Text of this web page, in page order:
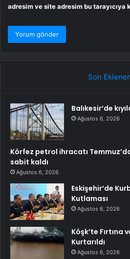
adresim ve site adresim bu tarayıcıya
Son
Balıkesir’de
Ağustos 6, 2026
Körfez petrol ihracatı
sabit kaldı
Ağustos 6, 2026
Eskişehir’de
Kutlaması
Ağustos 6, 2026
Köşk’te Fırtına
Kurtarıldı
Ağustos 6, 2026